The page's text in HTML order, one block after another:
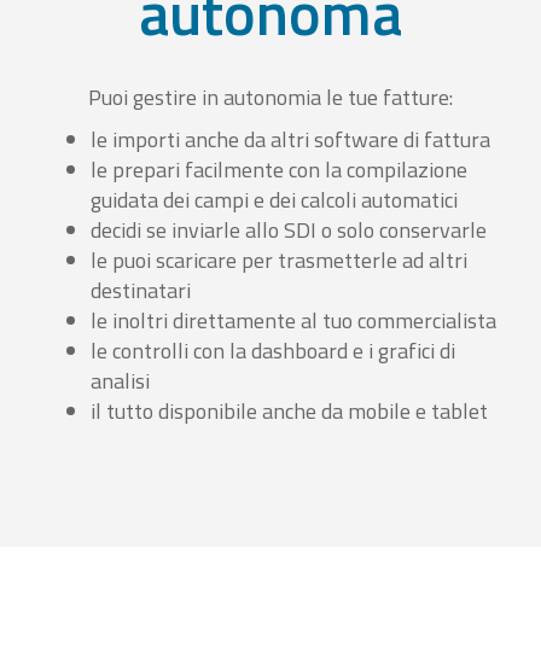
Puoi gestire in autonomia le tue fatture:
le importi anche da altri software di fattura
le prepari facilmente con la compilazione
guidata dei campi e dei calcoli automatici
decidi se inviarle allo SDI o solo conservarle
le puoi scaricare per trasmetterle ad altri
destinatari
le inoltri direttamente al tuo commercialista
le controlli con la dashboard e i grafici di
analisi
il tutto disponibile anche da mobile e tablet